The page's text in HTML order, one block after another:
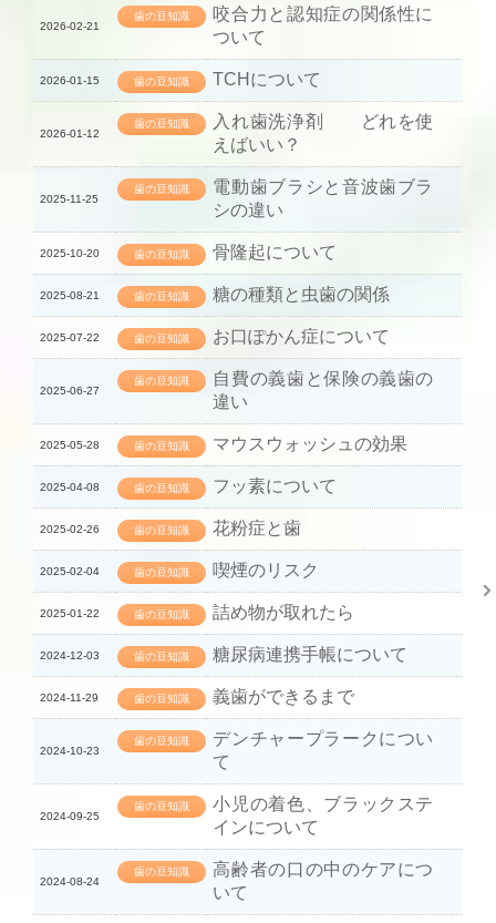
2026-02-21
歯の豆知識
咬合力と認知症の関係性に
ついて
2026-01-15 歯の豆知識 TCHについて
2026-01-12
歯の豆知識
入れ歯洗浄剤 どれを使
えばいい？
2025-11-25
歯の豆知識
電動歯ブラシと音波歯ブラ
シの違い
2025-10-20 歯の豆知識 骨隆起について
2025-08-21 歯の豆知識 糖の種類と虫歯の関係
2025-07-22 歯の豆知識 お口ぽかん症について
2025-06-27
歯の豆知識
自費の義歯と保険の義歯の
違い
2025-05-28 歯の豆知識 マウスウォッシュの効果
2025-04-08 歯の豆知識 フッ素について
2025-02-26 歯の豆知識 花粉症と歯
2025-02-04 歯の豆知識 喫煙のリスク
2025-01-22 歯の豆知識 詰め物が取れたら
2024-12-03 歯の豆知識 糖尿病連携手帳について
2024-11-29 歯の豆知識 義歯ができるまで
2024-10-23
歯の豆知識
デンチャープラークについ
て
2024-09-25
歯の豆知識
小児の着色、ブラックステ
インについて
2024-08-24
歯の豆知識
高齢者の口の中のケアにつ
いて